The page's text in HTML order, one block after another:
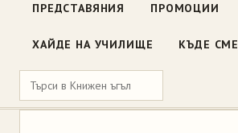
ПРЕДСТАВЯНИЯ ПРОМОЦИИ
ХАЙДЕ НА УЧИЛИЩЕ КЪДЕ СМЕ